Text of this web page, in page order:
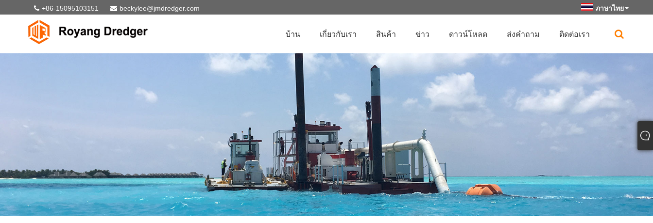
+86-15095103151 beckylee@jmdredger.com ภาษาไทย
บ้าน เกี่ยวกับเรา สินค้า ข่าว ดาวน์โหลด ส่งคำถาม ติดต่อเรา